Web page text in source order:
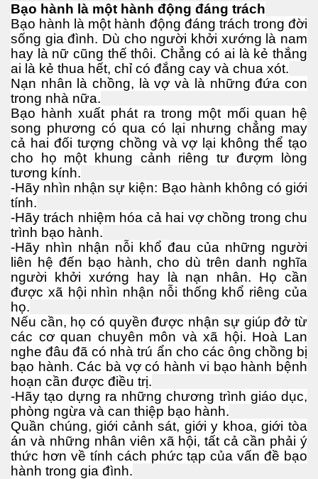
Bạo hành là một hành động đáng trách
Bạo hành là một hành động đáng trách trong đời
sống gia đình. Dù cho người khởi xướng là nam
hay là nữ cũng thế thôi. Chẳng có ai là kẻ thắng
ai là kẻ thua hết, chỉ có đắng cay và chua xót.
Nạn nhân là chồng, là vợ và là những đứa con
trong nhà nữa.
Bạo hành xuất phát ra trong một mối quan hệ
song phương có qua có lại nhưng chẳng may
cả hai đối tượng chồng và vợ lại không thể tạo
cho họ một khung cảnh riêng tư đượm lòng
tương kính.
-Hãy nhìn nhận sự kiện: Bạo hành không có giới
tính.
-Hãy trách nhiệm hóa cả hai vợ chồng trong chu
trình bạo hành.
-Hãy nhìn nhận nỗi khổ đau của những người
liên hệ đến bạo hành, cho dù trên danh nghĩa
người khởi xướng hay là nạn nhân. Họ cần
được xã hội nhìn nhận nỗi thống khổ riêng của
họ.
Nếu cần, họ có quyền được nhận sự giúp đở từ
các cơ quan chuyên môn và xã hội. Hoà Lan
nghe đâu đã có nhà trú ẩn cho các ông chồng bị
bạo hành. Các bà vợ có hành vi bạo hành bệnh
hoạn cần được điều trị.
-Hãy tạo dựng ra những chương trình giáo dục,
phòng ngừa và can thiệp bạo hành.
Quần chúng, giới cảnh sát, giới y khoa, giới tòa
án và những nhân viên xã hội, tất cả cần phải ý
thức hơn về tính cách phức tạp của vấn đề bạo
hành trong gia đình.
tiêu chuẩn chọn bạn tình
đại - Phần 1
con người
2